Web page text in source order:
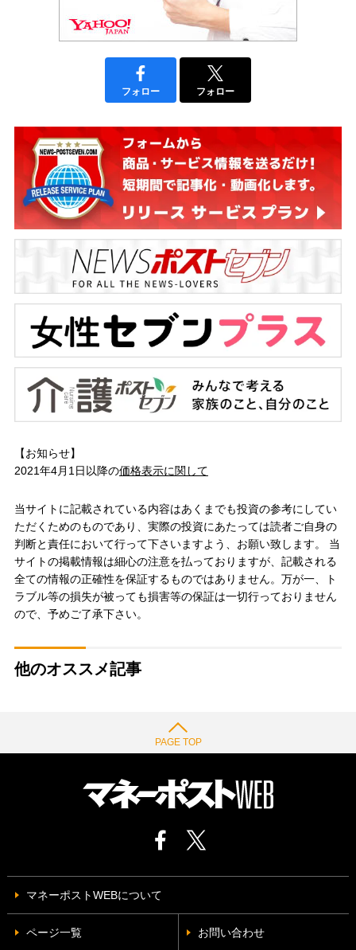
フォロー フォロー
【お知らせ】
2021年4月1日以降の価格表示に関して
当サイトに記載されている内容はあくまでも投資の参考にしてい
ただくためのものであり、実際の投資にあたっては読者ご自身の
判断と責任において行って下さいますよう、お願い致します。 当
サイトの掲載情報は細心の注意を払っておりますが、記載される
全ての情報の正確性を保証するものではありません。万が一、ト
ラブル等の損失が被っても損害等の保証は一切行っておりません
ので、予めご了承下さい。
他のオススメ記事
PAGE TOP
マネーポストWEBについて
ページ一覧 お問い合わせ